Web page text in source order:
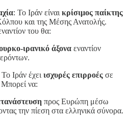
: Το Ιράν είναι κρίσιμος παίκτης
και της Μέσης Ανατολής.
του θα:
ιρανικό άξονα εναντίον
Το Ιράν έχει ισχυρές επιρροές σε
να:
προς Ευρώπη μέσω
την πίεση στα ελληνικά σύνορα.